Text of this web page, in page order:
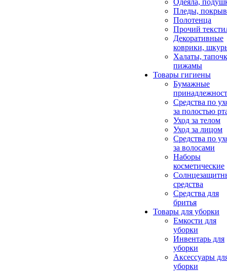
Одеяла,
Пледы,
Полотенца
Прочий
Декоративные
коврики,
Халаты,
пижамы
Товары гигиены
Бумажные
Средства по
за полостью
Уход за телом
Уход за лицом
Средства по
за волосами
Наборы
косметические
средства
Средства для
бритья
Товары для уборки
Емкости для
уборки
Инвентарь для
уборки
Аксессуары
уборки